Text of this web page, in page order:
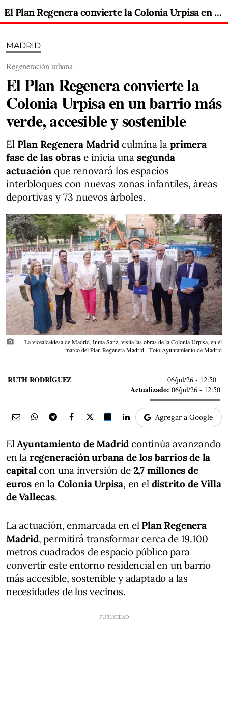
El Plan Regenera convierte la Colonia Urpisa en un barrio más verde, accesible y sostenible
MADRID
Regeneración urbana
El Plan Regenera convierte la
Colonia Urpisa en un barrio más
verde, accesible y sostenible
El Plan Regenera Madrid culmina la primera
fase de las obras e inicia una segunda
actuación que renovará los espacios
interbloques con nuevas zonas infantiles, áreas
deportivas y 73 nuevos árboles.
photo_camera
La vicealcaldesa de Madrid, Inma Sanz, visita las obras de la Colonia Urpisa, en el
marco del Plan Regenera Madrid - Foto Ayuntamiento de Madrid
RUTH RODRÍGUEZ 06/jul/26 - 12:50
Actualizado: 06/jul/26 - 12:50
Agregar a Google
ElAyuntamiento de Madrid continúa avanzando
en la regeneración urbana de los barrios de la
capitalcon una inversión de 2,7 millones de
euros en la Colonia Urpisa, en el distrito de Villa
de Vallecas.
La actuación, enmarcada en el Plan Regenera
Madrid, permitirá transformar cerca de 19.100
metros cuadrados de espacio público para
convertir este entorno residencial en un barrio
más accesible, sostenible y adaptado a las
necesidades de los vecinos.